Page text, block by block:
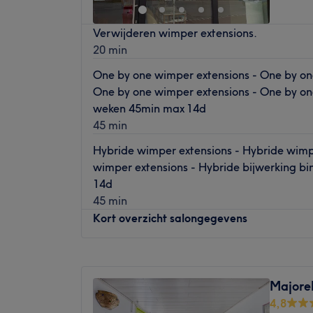
Bij Coquette Rosette in Brugge kun je
verscheidenheid aan behandelingen.
waxen, dit salon biedt jouw de
komen. Laat je verwennen en verlaat het
Het Team:
Eigenaresse Gaelle heeft meer dan 10
eigen salon.
Wat we leuk vinden aan de salon:
Sfeer: Strak salon met gezelligheid.
Gespecialiseerd in: Gezichtsbehandelingen.
De extra’s: De behandelingen zijn erg
Verwijderen wimper extensions.
20 min
One by one wimper extensions - One by
One by one wimper extensions - One by
weken 45min max 14d
45 min
Hybride wimper extensions - Hybride
wimper extensions - Hybride bijwerking
14d
45 min
Kort overzicht salongegevens
Woensdag
09:00 –20:00
Donderdag
09:00–21:00
4,8